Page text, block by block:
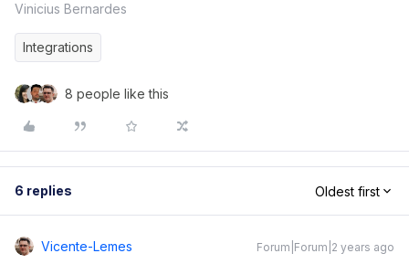
Vinicius Bernardes
Integrations
8 people like this
6 replies Oldest first
Vicente-Lemes Forum|Forum|2 years ago